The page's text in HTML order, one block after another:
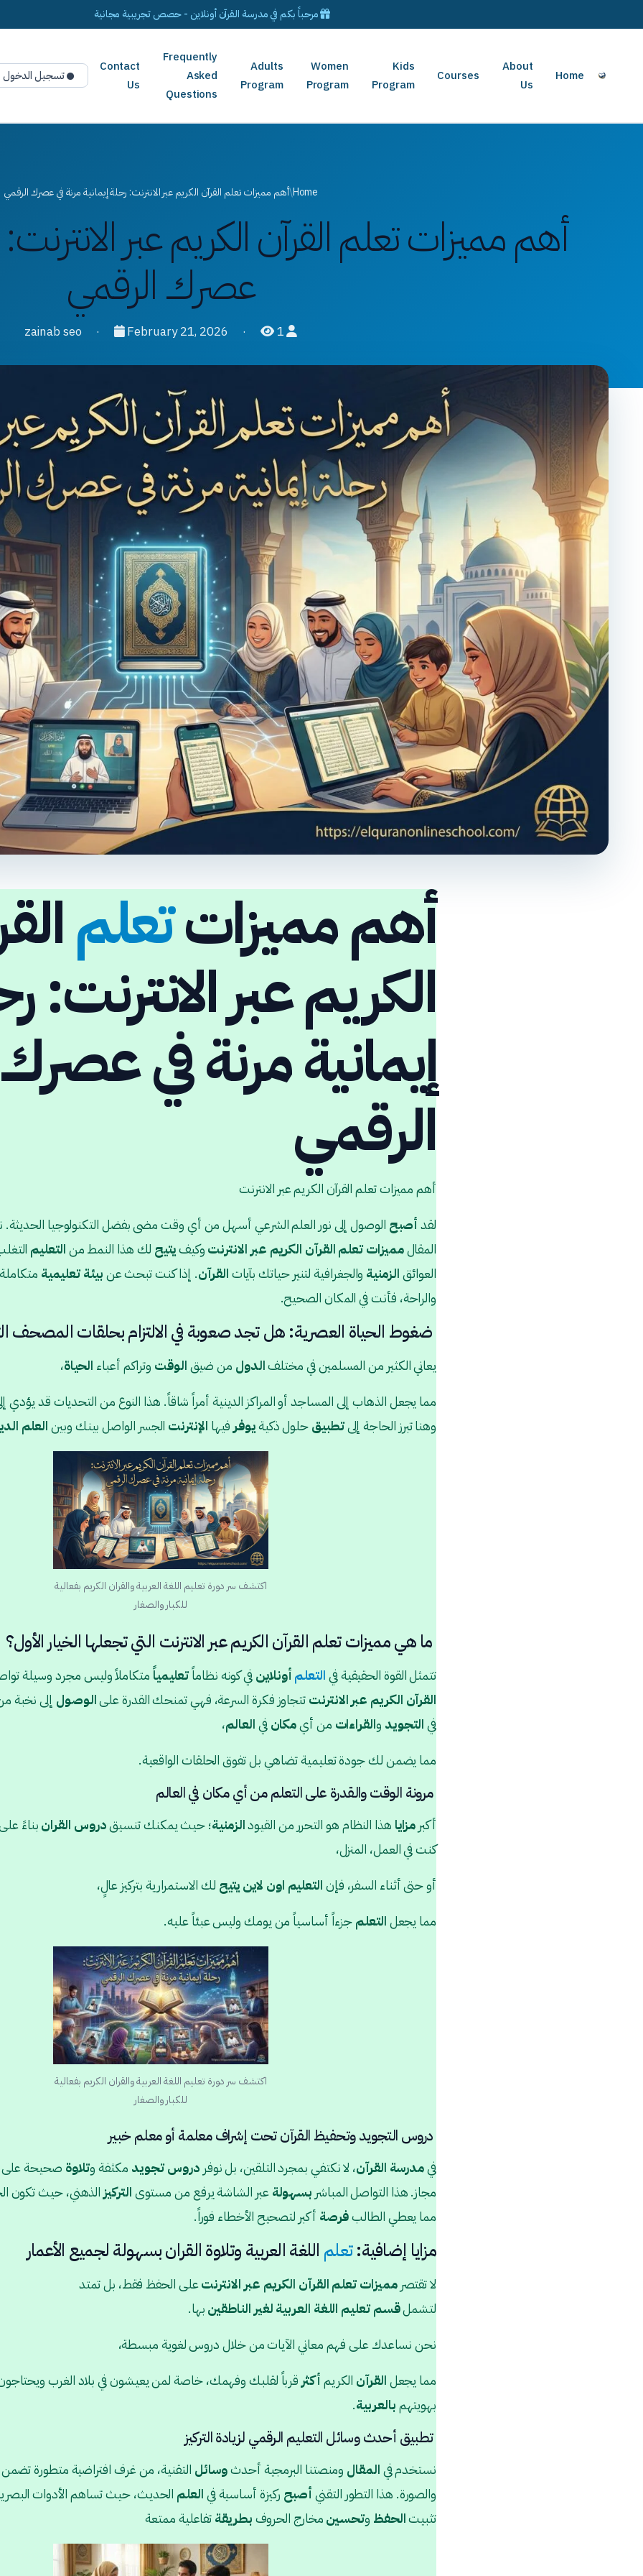
مرحباً بكم في مدرسة القرآن أونلاين - حصص تجريبية مجانية
Home
About
Us
Courses
Kids
Program
Women
Program
Adults
Program
Frequently
Asked
Questions
Contact
Us
تسجيل الدخول
Adults
Contact
Us
Home
/أهم مميزات تعلم القرآن الكريم عبر الانترنت: رحلة إيمانية مرنة في عصرك الرقمي
أهم مميزات تعلم القرآن الكريم عبر
عصرك الرقمي
zainab seo
· February 21, 2026 · 1
أهم مميزاتتعلم
الكريم عبر الانترنت:
إيمانية مرنة في
الرقمي
أهم مميزات تعلم القرآن الكريم عبر الانترنت
لقدأصبح الوصول إلى نور العلم الشرعي أسهل من أي وقت مضى بفضل التكنولوجيا
المقالمميزات تعلم القرآن الكريم عبر الانترنتوكيفيتيح لك هذا النمط منالتعليم
العوائقالزمنية والجغرافية لتنير حياتك بآياتالقرآن. إذا كنت تبحث عنبيئةتعليمية
والراحة، فأنت في المكان الصحيح.
ضغوط الحياة العصرية: هل تجد صعوبة في الالتزام بحلقات المصحف
يعاني الكثير من المسلمين في مختلفالدول من ضيقالوقت وتراكم أعباء الحياة،
مما يجعل الذهاب إلى المساجد أو المراكز الدينية أمراً شاقاً. هذا النوع من التحديات قد يؤدي
وهنا تبرز الحاجة إلىتطبيقحلول ذكيةيوفر فيها الإنترنت الجسر الواصل بينك وبينالعلم
اكتشف سر دورة تعليم اللغة العربية والقران الكريم بفعالية
للكبار والصغار
ما هي مميزات تعلم القرآن الكريم عبر الانترنت التي تجعلها الخيار الأول؟
تتمثل القوة الحقيقية فيالتعلمأونلاينفي كونه نظاماًتعليمياًمتكاملاً وليس مجرد وسيلة
القرآن الكريم عبر الانترنتتتجاوز فكرة السرعة، فهي تمنحك القدرة علىالوصول إلى نخبة
فيالتجويد والقراءات من أيمكانفيالعالم،
مما يضمن لك جودة تعليمية تضاهي بل تفوق الحلقات الواقعية.
مرونة الوقت والقدرة على التعلم من أي مكان في العالم
أكبر مزايا هذا النظام هو التحرر من القيودالزمنية؛ حيث يمكنك تنسيقدروس القرانبناءً
كنت في العمل، المنزل،
أو حتى أثناء السفر، فإنالتعليم اون لاينيتيح لك الاستمرارية بتركيز عالٍ،
مما يجعلالتعلمجزءاً أساسياً من يومك وليس عبئاً عليه.
اكتشف سر دورة تعليم اللغة العربية والقران الكريم بفعالية
للكبار والصغار
دروس التجويد وتحفيظ القرآن تحت إشراف معلمة أو معلم خبير
فيمدرسة القرآن، لا نكتفي بمجرد التلقين، بل نوفر دروستجويد مكثفة وتلاوة صحيحة
مجاز. هذا التواصل المباشر بسهولةعبر الشاشة يرفع من مستوىالتركيز الذهني، حيث تكون
مما يعطي الطالبفرصة أكبر لتصحيح الأخطاء فوراً.
مزايا إضافية:تعلم اللغة العربية وتلاوة القران بسهولة لجميع الأعمار
لا تقتصرمميزات تعلم القرآن الكريم عبر الانترنتعلى الحفظ فقط، بل تمتد
لتشملقسمتعليم اللغة العربيةلغير الناطقينبها.
نحن نساعدك على فهم معاني الآيات من خلال دروس لغوية مبسطة،
مما يجعلالقرآن الكريمأكثر قرباً لقلبك وفهمك، خاصة لمن يعيشون في بلاد الغرب
بهويتهمبالعربية.
تطبيق أحدث وسائل التعليم الرقمي لزيادة التركيز
نستخدم فيالمقال ومنصتنا البرمجية أحدثوسائل التقنية، من غرف افتراضية متطورة
والصورة. هذا التطور التقنيأصبح ركيزة أساسية فيالعلم الحديث، حيث تساهم الأدوات
تثبيتالحفظ وتحسينمخارج الحروفبطريقةتفاعلية ممتعة